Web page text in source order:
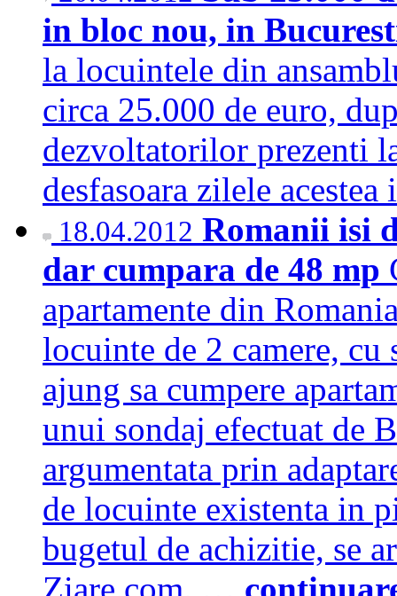
in bloc nou, in
la locuintele din
circa 25.000 de euro,
dezvoltatorilor prezenti
desfasoara zilele
18.04.2012 Romanii isi
dar cumpara de 48 mp
apartamente din
locuinte de 2 camere,
ajung sa cumpere
unui sondaj efectuat de
argumentata prin
de locuinte existenta in
bugetul de achizitie, se